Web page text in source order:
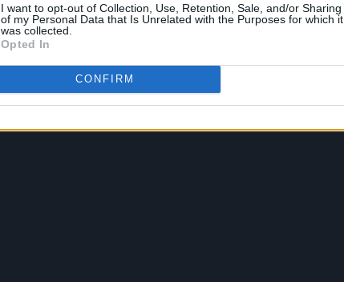
I want to opt-out of Collection, Use, Retention, Sale, and/or Sharing
of my Personal Data that Is Unrelated with the Purposes for which it
was collected.
Opted In
CONFIRM